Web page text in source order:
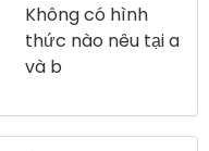
Không có hình
thức nào nêu tại a
và b